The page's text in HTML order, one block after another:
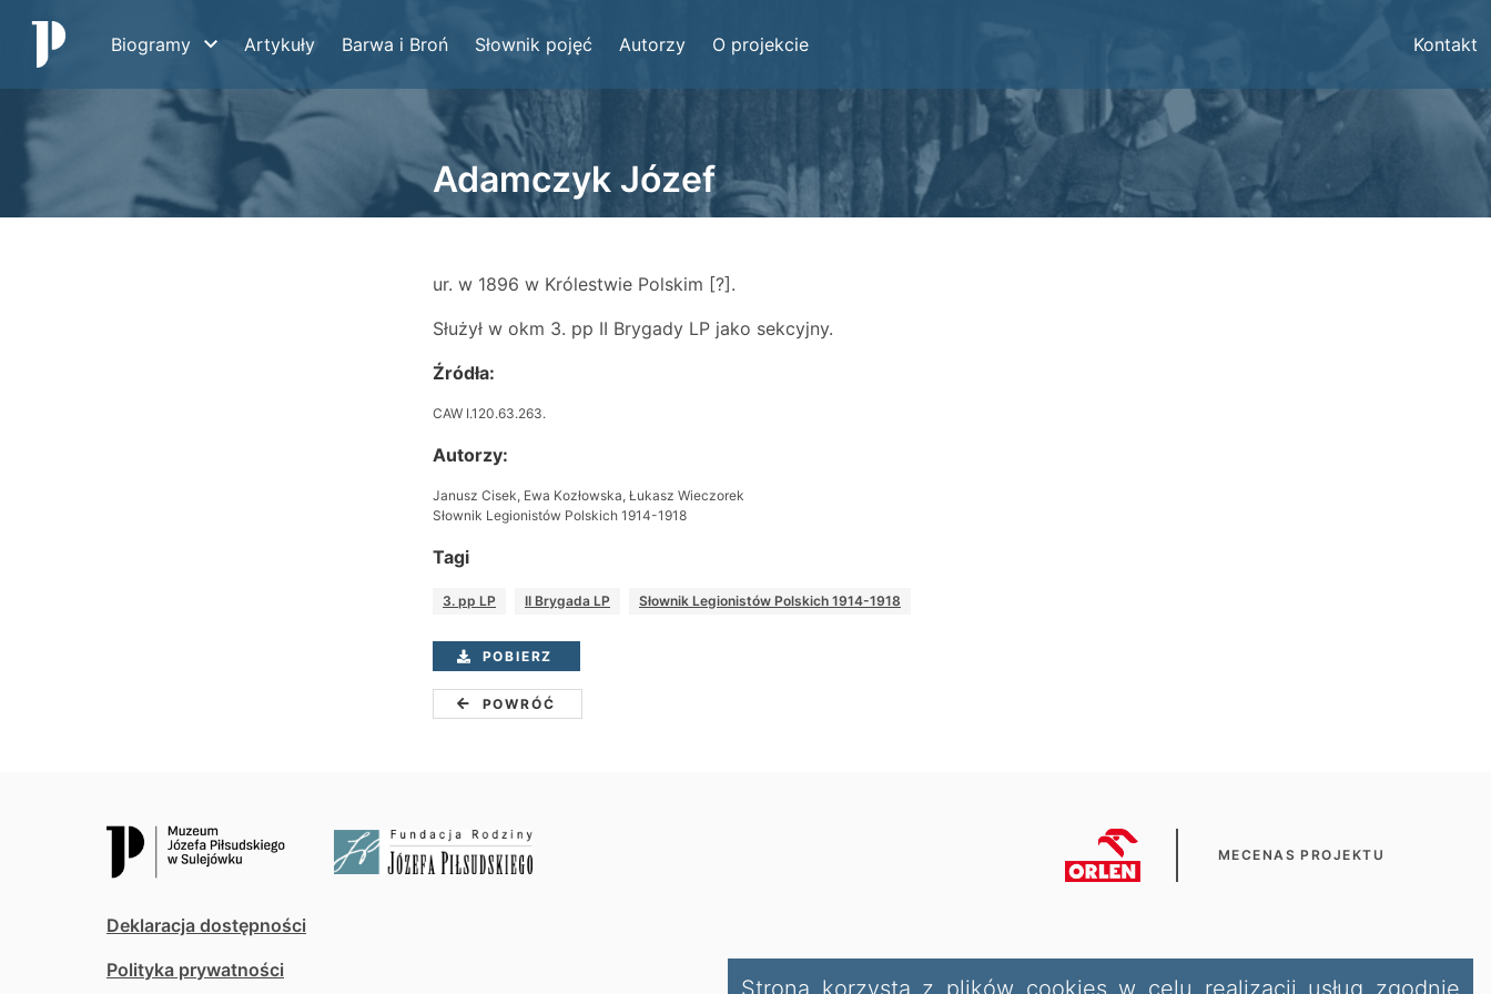
Biogramy Artykuły Barwa i Broń Słownik pojęć Autorzy O projekcie Kontakt
Adamczyk Józef
ur. w 1896 w Królestwie Polskim [?].
Służył w okm 3. pp II Brygady LP jako sekcyjny.
Źródła:
CAW I.120.63.263.
Autorzy:
Janusz Cisek, Ewa Kozłowska, Łukasz Wieczorek
Słownik Legionistów Polskich 1914-1918
Tagi
3. pp LP II Brygada LP Słownik Legionistów Polskich 1914-1918
POBIERZ
POWRÓĆ
MECENAS PROJEKTU
Deklaracja dostępności
Polityka prywatności
Strona korzysta z plików cookies w celu realizacji usług zgodnie